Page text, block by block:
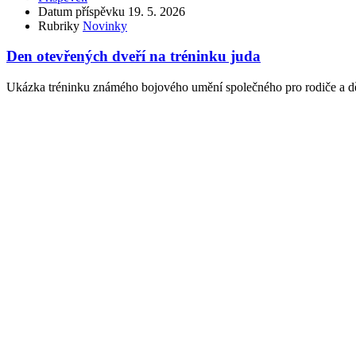
Datum příspěvku 19. 5. 2026
Rubriky Novinky
Den otevřených dveří na tréninku juda
Ukázka tréninku známého bojového umění společného pro rodiče a